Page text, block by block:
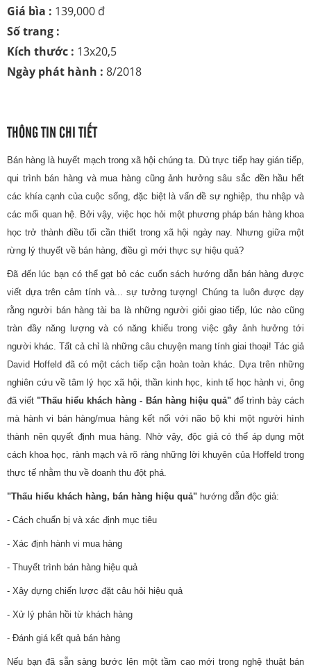
Giá bìa : 139,000 đ
Số trang :
Kích thước : 13x20,5
Ngày phát hành : 8/2018
THÔNG TIN CHI TIẾT
Bán hàng là huyết mạch trong xã hội chúng ta. Dù trực tiếp hay gián tiếp,
qui trình bán hàng và mua hàng cũng ảnh hưởng sâu sắc đền hầu hết
các khía cạnh của cuộc sống, đặc biệt là vấn đề sự nghiệp, thu nhập và
các mối quan hệ. Bởi vậy, việc học hỏi một phương pháp bán hàng khoa
học trở thành điều tối cần thiết trong xã hội ngày nay. Nhưng giữa một
rừng lý thuyết về bán hàng, điều gì mới thực sự hiệu quả?
Đã đến lúc bạn có thể gạt bỏ các cuốn sách hướng dẫn bán hàng được
viết dựa trên cảm tính và... sự tưởng tượng! Chúng ta luôn được dạy
rằng người bán hàng tài ba là những người giỏi giao tiếp, lúc nào cũng
tràn đầy năng lượng và có năng khiếu trong việc gây ảnh hưởng tới
người khác. Tất cả chỉ là những câu chuyện mang tính giai thoại! Tác giả
David Hoffeld đã có một cách tiếp cận hoàn toàn khác. Dựa trên những
nghiên cứu về tâm lý học xã hội, thần kinh học, kinh tế học hành vi, ông
đã viết "Thấu hiểu khách hàng - Bán hàng hiệu quả" để trình bày cách
mà hành vi bán hàng/mua hàng kết nối với não bộ khi một người hình
thành nên quyết định mua hàng. Nhờ vậy, độc giả có thể áp dụng một
cách khoa học, rành mạch và rõ ràng những lời khuyên của Hoffeld trong
thực tế nhằm thu về doanh thu đột phá.
"Thấu hiểu khách hàng, bán hàng hiệu quả" hướng dẫn độc giả:
- Cách chuẩn bị và xác định mục tiêu
- Xác định hành vi mua hàng
- Thuyết trình bán hàng hiệu quả
- Xây dựng chiến lược đặt câu hỏi hiệu quả
- Xử lý phản hồi từ khách hàng
- Đánh giá kết quả bán hàng
Nếu bạn đã sẵn sàng bước lên một tầm cao mới trong nghệ thuật bán